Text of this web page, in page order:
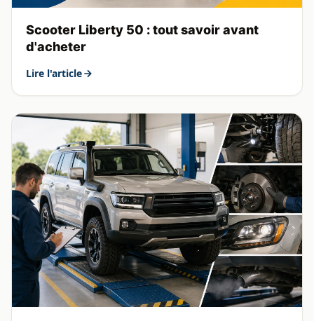
Scooter Liberty 50 : tout savoir avant
d'acheter
Lire l'article